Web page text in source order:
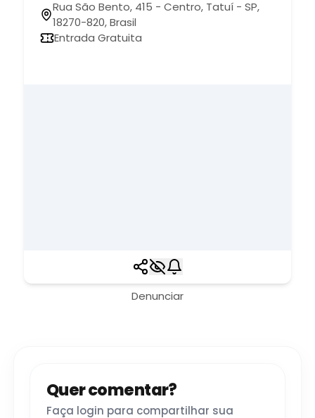
Rua São Bento, 415 - Centro, Tatuí - SP,
18270-820, Brasil
Entrada Gratuita
Denunciar
Quer comentar?
Faça login para compartilhar sua